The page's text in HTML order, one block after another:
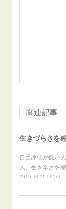
関連記事
生きづらさを
自己評価が低い
人、生き辛さを
2019.08.10 09:50